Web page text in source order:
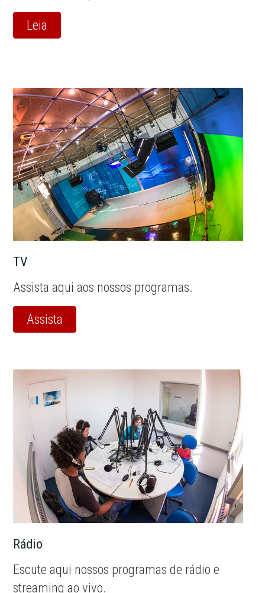
Leia
TV
Assista aqui aos nossos programas.
Assista
Rádio
Escute aqui nossos programas de rádio e
streaming ao vivo.